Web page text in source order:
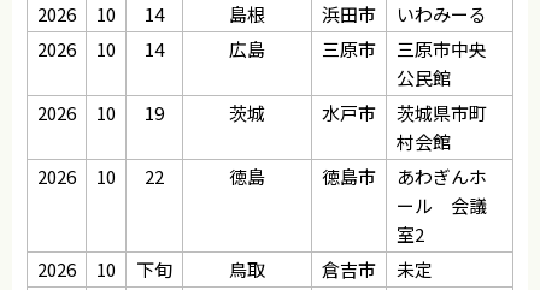
2026
10 14 島根 浜田市
いわみーる
2026
10 14 広島 三原市
三原市中央
公民館
2026
10 19 茨城 水戸市
茨城県市町
村会館
2026
10 22 徳島 徳島市
あわぎんホ
ール 会議
室2
2026
10 下旬 鳥取 倉吉市
未定